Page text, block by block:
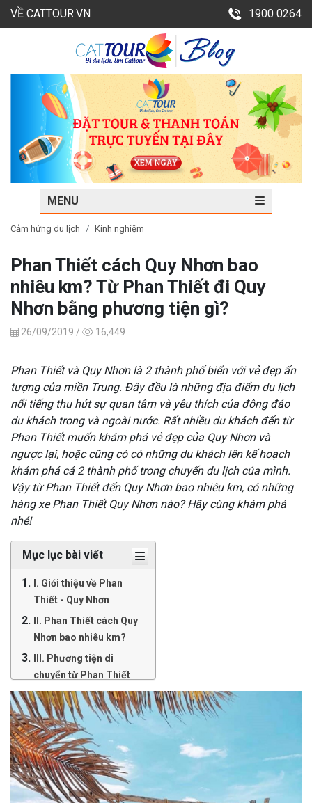
VỀ CATTOUR.VN 1900 0264
MENU
Cảm hứng du lịch Kinh nghiệm
Phan Thiết cách Quy Nhơn bao
nhiêu km? Từ Phan Thiết đi Quy
Nhơn bằng phương tiện gì?
26/09/2019 / 16,449
Phan Thiết và Quy Nhơn là 2 thành phố biển với vẻ đẹp ấn
tượng của miền Trung. Đây đều là những địa điểm du lịch
nổi tiếng thu hút sự quan tâm và yêu thích của đông đảo
du khách trong và ngoài nước. Rất nhiều du khách đến từ
Phan Thiết muốn khám phá vẻ đẹp của Quy Nhơn và
ngược lại, hoặc cũng có có những du khách lên kế hoạch
khám phá cả 2 thành phố trong chuyến du lịch của mình.
Vậy từ Phan Thiết đến Quy Nhơn bao nhiêu km, có những
hàng xe Phan Thiết Quy Nhơn nào? Hãy cùng khám phá
nhé!
Mục lục bài viết
I. Giới thiệu về Phan
Thiết - Quy Nhơn
II. Phan Thiết cách Quy
Nhơn bao nhiêu km?
III. Phương tiện di
chuyển từ Phan Thiết
đến Quy Nhơn
1. Di chuyển bằng xe
khách
2. Di chuyển bằng
tàu hỏa
3. Di chuyển bằng